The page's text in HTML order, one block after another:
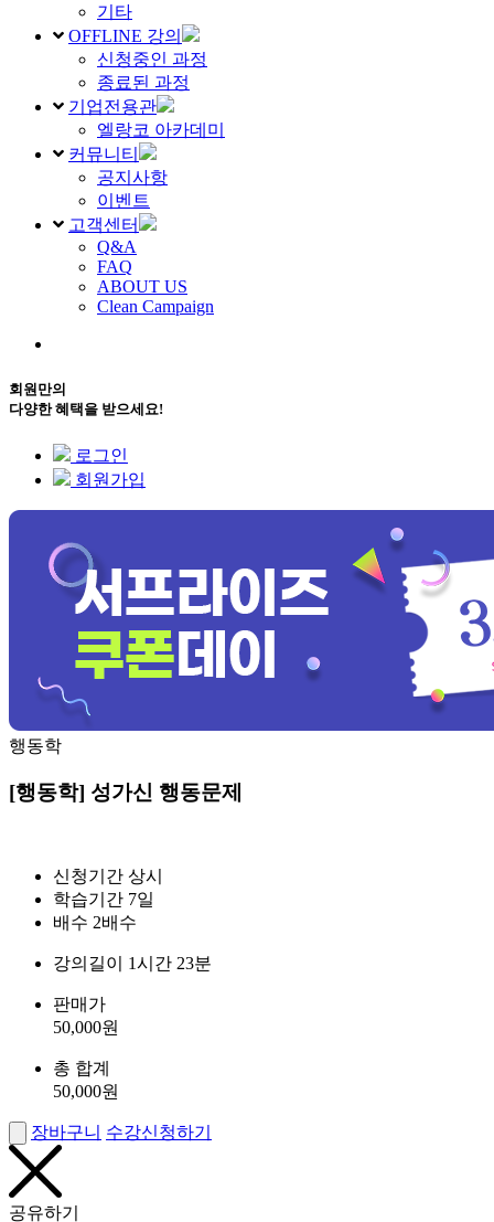
기타
OFFLINE 강의
신청중인 과정
종료된 과정
기업전용관
엘랑코 아카데미
커뮤니티
공지사항
이벤트
고객센터
Q&A
FAQ
ABOUT US
Clean Campaign
회원만의
다양한 혜택을 받으세요!
로그인
회원가입
행동학
[행동학] 성가신 행동문제
신청기간 상시
학습기간 7일
배수 2배수
강의길이 1시간 23분
판매가
50,000원
총 합계
50,000원
장바구니 수강신청하기
공유하기